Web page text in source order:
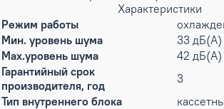
Характеристики
Режим работы
Мин. уровень шума
33 дБ(А)
Max.уровень шума
42 дБ(А)
Гарантийный срок
производителя, год
3
Тип внутреннего блока